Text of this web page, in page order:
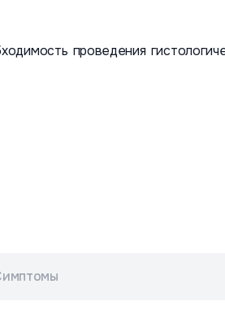
проведения